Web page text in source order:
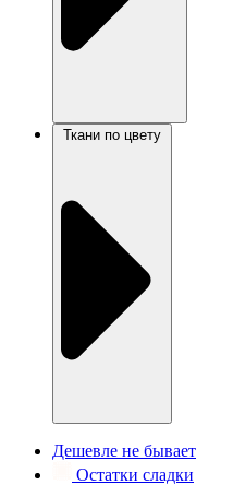
Дешевле не бывает
Остатки сладки